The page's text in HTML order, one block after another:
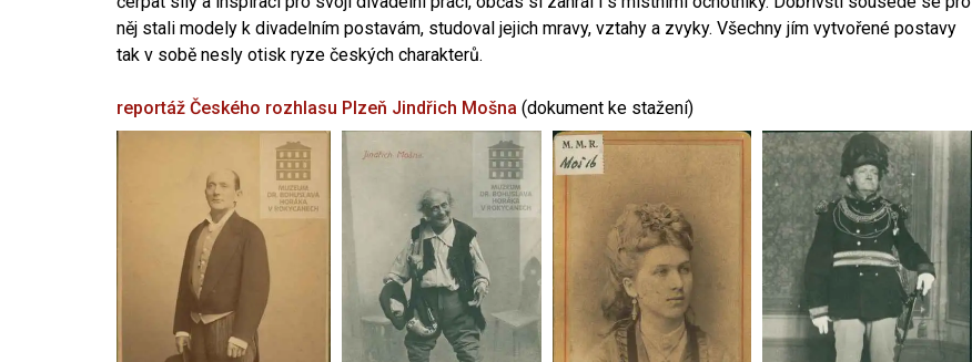
něj stali modely k divadelním postavám, studoval jejich mravy, vztahy a zvyky. Všechny jím vytvořené postavy
tak v sobě nesly otisk ryze českých charakterů.
reportáž Českého rozhlasu Plzeň Jindřich Mošna (dokument ke stažení)